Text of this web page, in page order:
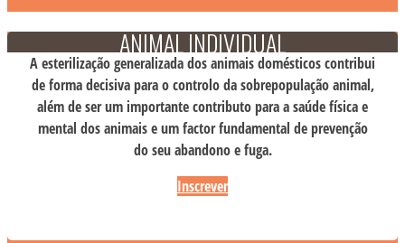
ANIMAL INDIVIDUAL
A esterilização generalizada dos animais domésticos contribui
de forma decisiva para o controlo da sobrepopulação animal,
além de ser um importante contributo para a saúde física e
mental dos animais e um factor fundamental de prevenção
do seu abandono e fuga.
Inscrever